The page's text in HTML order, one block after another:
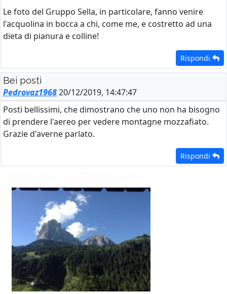
Le foto del Gruppo Sella, in particolare, fanno venire
l'acquolina in bocca a chi, come me, e costretto ad una
dieta di pianura e colline!
Rispondi
Bei posti
Pedrovaz196820/12/2019, 14:47:47
Posti bellissimi, che dimostrano che uno non ha bisogno
di prendere l'aereo per vedere montagne mozzafiato.
Grazie d'averne parlato.
Rispondi